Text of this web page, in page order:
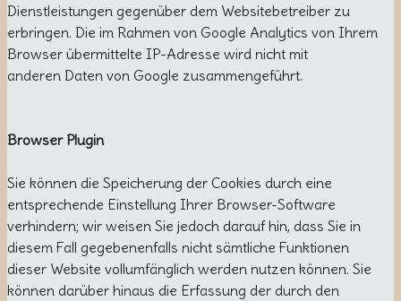
Dienstleistungen gegenüber dem Websitebetreiber zu
erbringen. Die im Rahmen von Google Analytics von Ihrem
Browser übermittelte IP-Adresse wird nicht mit
anderen Daten von Google zusammengeführt.
Browser Plugin
Sie können die Speicherung der Cookies durch eine
entsprechende Einstellung Ihrer Browser-Software
verhindern; wir weisen Sie jedoch darauf hin, dass Sie in
diesem Fall gegebenenfalls nicht sämtliche Funktionen
dieser Website vollumfänglich werden nutzen können. Sie
können darüber hinaus die Erfassung der durch den